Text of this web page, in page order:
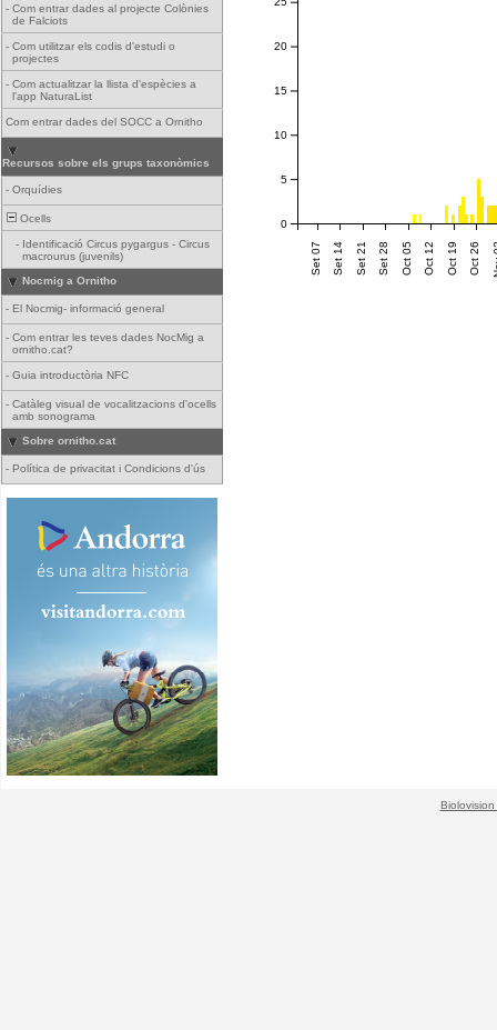
- Com entrar dades al projecte Colònies
de Falciots
- Com utilitzar els codis d'estudi o
projectes
- Com actualitzar la llista d'espècies a
l'app NaturaList
Com entrar dades del SOCC a Ornitho
Recursos sobre els grups taxonòmics
- Orquídies
Ocells
- Identificació Circus pygargus - Circus
macrourus (juvenils)
Nocmig a Ornitho
- El Nocmig- informació general
- Com entrar les teves dades NocMig a
ornitho.cat?
- Guia introductòria NFC
- Catàleg visual de vocalitzacions d'ocells
amb sonograma
Sobre ornitho.cat
- Política de privacitat i Condicions d'ús
Set 07 Set 14 Set 21 Set 28 Oct 05 Oct 12 Oct 19 Oct 26
0
5
10
15
20
Biolovision